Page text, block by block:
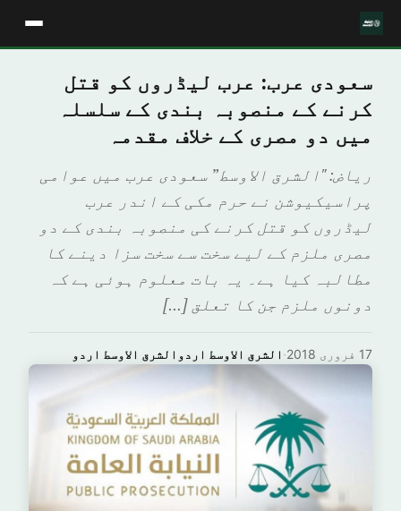
سعودی عرب: عرب لیڈروں کو قتل
کرنے کے منصوبہ بندی کے سلسلہ
میں دو مصری کے خلاف مقدمہ
ریاض: "الشرق الاوسط” سعودی عرب میں عوامی
پراسیکیوشن نے حرم مکی کے اندر عرب
لیڈروں کو قتل کرنے کی منصوبہ بندی کے دو
مصری ملزم کے لیے سخت سے سخت سزا دینے کا
مطالبہ کیا ہے۔ یہ بات معلوم ہوئی ہے کہ
دونوں ملزم جن کا تعلق […]
الشرق الاوسط اردوالشرق الاوسط اردو · 17 فروری 2018